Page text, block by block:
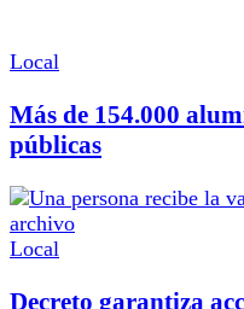
Local
Más de 154.000
públicas
Local
Decreto garantiza